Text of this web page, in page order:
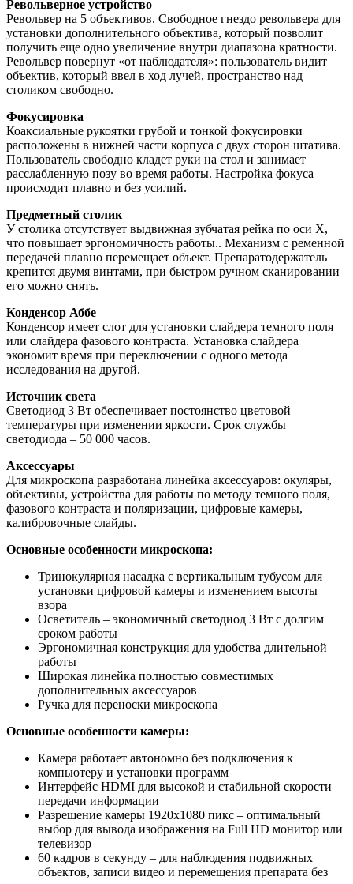
Револьверное устройство
Револьвер на 5 объективов. Свободное гнездо револьвера для
установки дополнительного объектива, который позволит
получить еще одно увеличение внутри диапазона кратности.
Револьвер повернут «от наблюдателя»: пользователь видит
объектив, который ввел в ход лучей, пространство над
столиком свободно.
Фокусировка
Коаксиальные рукоятки грубой и тонкой фокусировки
расположены в нижней части корпуса с двух сторон штатива.
Пользователь свободно кладет руки на стол и занимает
расслабленную позу во время работы. Настройка фокуса
происходит плавно и без усилий.
Предметный столик
У столика отсутствует выдвижная зубчатая рейка по оси Х,
что повышает эргономичность работы.. Механизм с ременной
передачей плавно перемещает объект. Препаратодержатель
крепится двумя винтами, при быстром ручном сканировании
его можно снять.
Конденсор Аббе
Конденсор имеет слот для установки слайдера темного поля
или слайдера фазового контраста. Установка слайдера
экономит время при переключении с одного метода
исследования на другой.
Источник света
Светодиод 3 Вт обеспечивает постоянство цветовой
температуры при изменении яркости. Срок службы
светодиода – 50 000 часов.
Аксессуары
Для микроскопа разработана линейка аксессуаров: окуляры,
объективы, устройства для работы по методу темного поля,
фазового контраста и поляризации, цифровые камеры,
калибровочные слайды.
Основные особенности микроскопа:
Тринокулярная насадка с вертикальным тубусом для
установки цифровой камеры и изменением высоты
взора
Осветитель – экономичный светодиод 3 Вт с долгим
сроком работы
Эргономичная конструкция для удобства длительной
работы
Широкая линейка полностью совместимых
дополнительных аксессуаров
Ручка для переноски микроскопа
Основные особенности камеры:
Камера работает автономно без подключения к
компьютеру и установки программ
Интерфейс HDMI для высокой и стабильной скорости
передачи информации
Разрешение камеры 1920x1080 пикс – оптимальный
выбор для вывода изображения на Full HD монитор или
телевизор
60 кадров в секунду – для наблюдения подвижных
объектов, записи видео и перемещения препарата без